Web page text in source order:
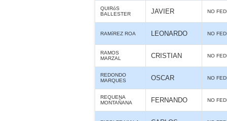
QUIRóS
BALLESTER
JAVIER NO
RAMíREZ ROA LEONARDO NO
RAMOS
MARZAL
CRISTIAN NO
REDONDO
MARQUES
OSCAR NO
REQUENA
MONTAÑANA
FERNANDO NO